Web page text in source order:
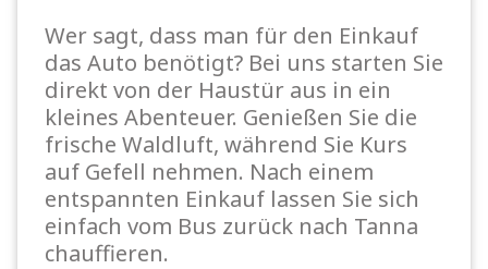
Wer sagt, dass man für den Einkauf
das Auto benötigt? Bei uns starten Sie
direkt von der Haustür aus in ein
kleines Abenteuer. Genießen Sie die
frische Waldluft, während Sie Kurs
auf Gefell nehmen. Nach einem
entspannten Einkauf lassen Sie sich
einfach vom Bus zurück nach Tanna
chauffieren.